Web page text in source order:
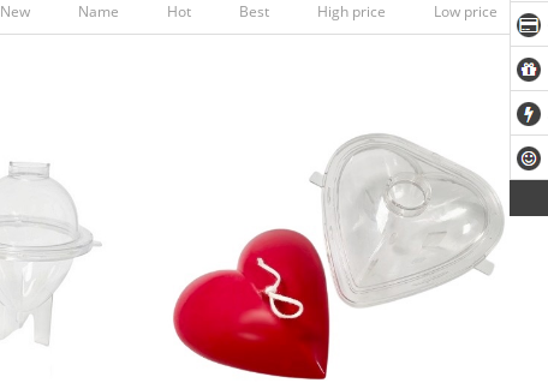
New Name Hot Best High price Low price